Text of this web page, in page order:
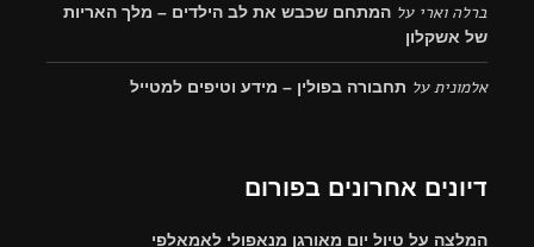
ברלה וארי על המתחם שכבש את לב הילדים – מלך האריות
של אשקלון
אלמוניתעל תחבורה בפולין – מידע וטיפים למטייל
דיונים אחרונים בפורום
המלצה על טיול יום מאורגן מנאפולי לאמאלפי